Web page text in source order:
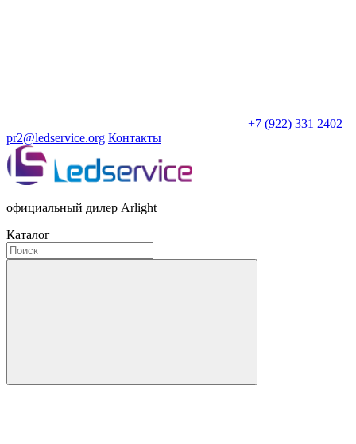
+7 (922) 331 2402
pr2@ledservice.org Контакты
официальный дилер Arlight
Каталог